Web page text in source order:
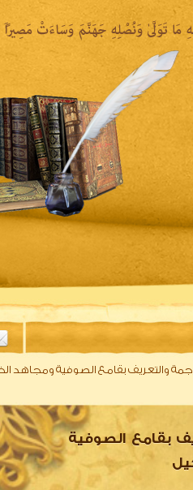
الصوتية المكتبة
العلمية رقم (64) للترجمة والتعريف بقامع الصوفية
والتعريف بقامع الصوفية